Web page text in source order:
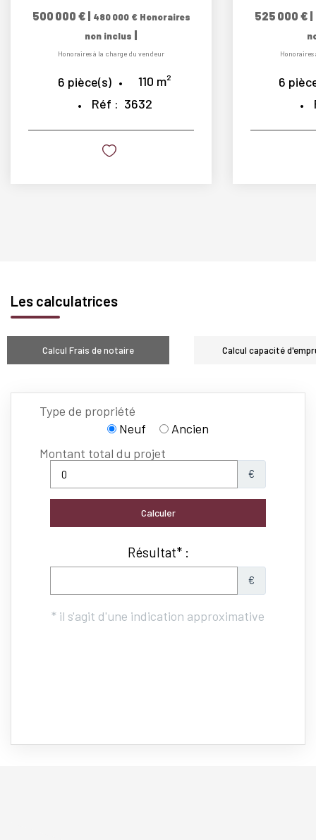
500 000 € | 480 000 € Honoraires
non inclus |
Honoraires à la charge du vendeur
6 pièce(s) 110 m²
Réf : 3632
525 000 € |
6
Les calculatrices
Calcul Frais de notaire Calcul capacité